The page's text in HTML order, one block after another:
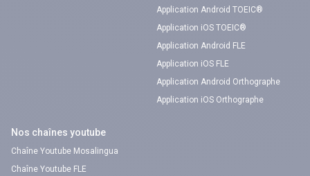
Application Android TOEIC®
Application iOS TOEIC®
Application Android FLE
Application iOS FLE
Application Android Orthographe
Application iOS Orthographe
Nos chaînes youtube
Chaîne Youtube Mosalingua
Chaîne Youtube FLE